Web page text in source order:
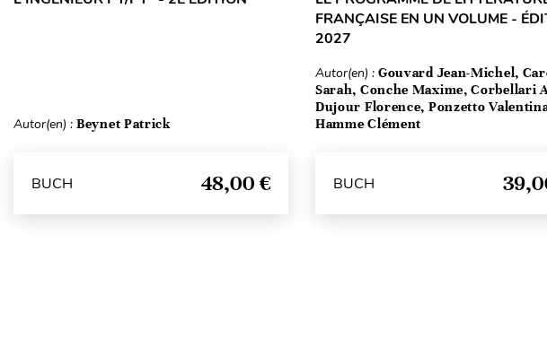
Autor(en) : Beynet Patrick
BUCH 48,00 €
FRANÇAISE EN UN VOLUME -
2027
Autor(en) : Gouvard Jean-Michel,
Sarah, Conche Maxime, Corbellari
Dujour Florence, Ponzetto
Hamme Clément
BUCH